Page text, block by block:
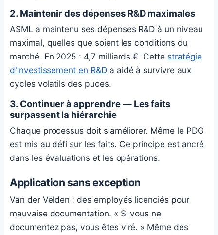
2. Maintenir des dépenses R&D maximales
ASML a maintenu ses dépenses R&D à un niveau
maximal, quelles que soient les conditions du
marché. En 2025 : 4,7 milliards €. Cette stratégie
d'investissement en R&Da aidé à survivre aux
cycles volatils des puces.
3. Continuer à apprendre — Les faits
surpassent la hiérarchie
Chaque processus doit s'améliorer. Même le PDG
est mis au défi sur les faits. Ce principe est ancré
dans les évaluations et les opérations.
Application sans exception
Van der Velden : des employés licenciés pour
mauvaise documentation. « Si vous ne
documentez pas, vous êtes viré. » Même des